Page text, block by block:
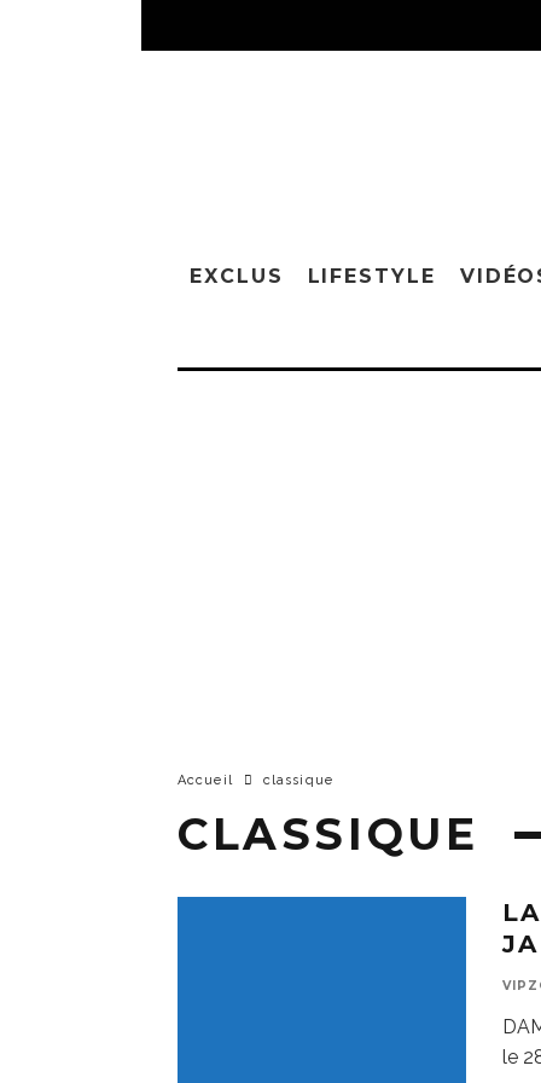
EXCLUS LIFESTYLE
Accueil classique
CLASSIQUE
le